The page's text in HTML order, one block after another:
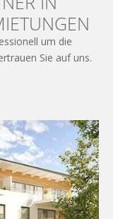
um die
Sie auf uns.